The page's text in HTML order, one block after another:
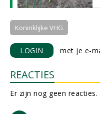
Koninklijke VHG
LOGIN met je e-
REACTIES
Er zijn nog geen reacties.